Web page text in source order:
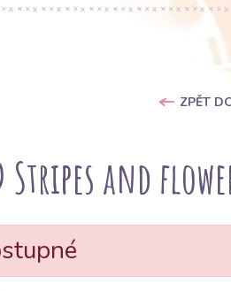
ZPĚT
Stripes and